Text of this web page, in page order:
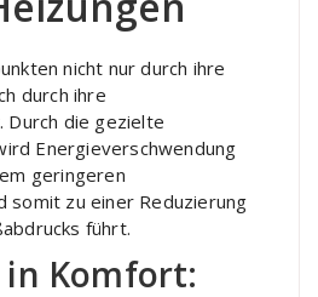
nicht nur durch ihre
durch ihre
Durch die gezielte
Energieverschwendung
geringeren
somit zu einer Reduzierung
führt.
Komfort: